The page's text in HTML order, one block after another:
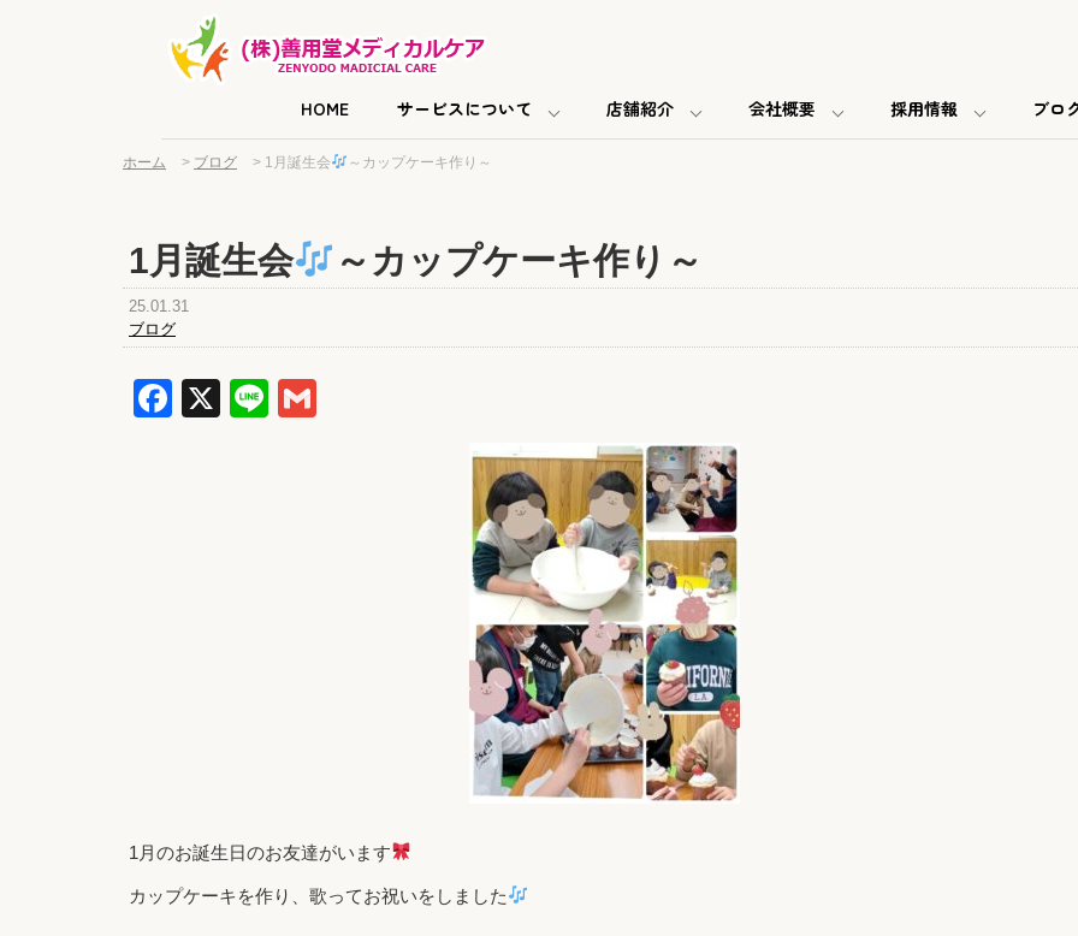
HOME サービスについて 店舗紹介 会社概要 採用情報 ブロ
ホーム > ブログ > 1月誕生会 ～カップケーキ作り～
1月誕生会 ～カップケーキ作り～
25.01.31
ブログ
Facebook
X Line
1月のお誕生日のお友達がいます
カップケーキを作り、歌ってお祝いをしました